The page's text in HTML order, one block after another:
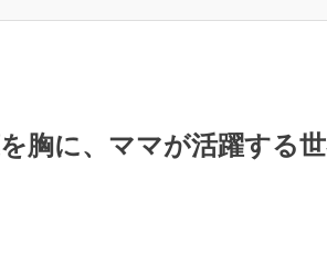
胸に、ママが活躍する